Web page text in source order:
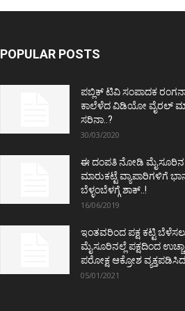
POPULAR POSTS
ಪಬ್ಲಿಕ್ ಟಿವಿ ಸಂಪಾದಕ
ಕಾಲೆಳೆದ ವಿಡಿಯೋ ವೈರಲ್
ಸರಿನಾ..?
30/03/2020
ಈ ದಂಪತಿ ನೋಡಿ ಮೈಸೂರಿನ
ಮಾರುಕಟ್ಟೆ ವ್ಯಾಪಾರಿಗಳಿಗೆ
ಬೆಳ್ಳಂಬೆಳಗ್ಗೆ ಶಾಕ್..!
16/06/2019
ಇಂತವರಿಂದ ಪಕ್ಷ ಕಟ್ಟಿ ಬೆಳೆಸಲು
ಮೈಸೂರಿನಲ್ಲೆ ಪಕ್ಷದಿಂದ
ಪರೋಕ್ಷ ಆಕ್ರೋಶ
05/01/2021